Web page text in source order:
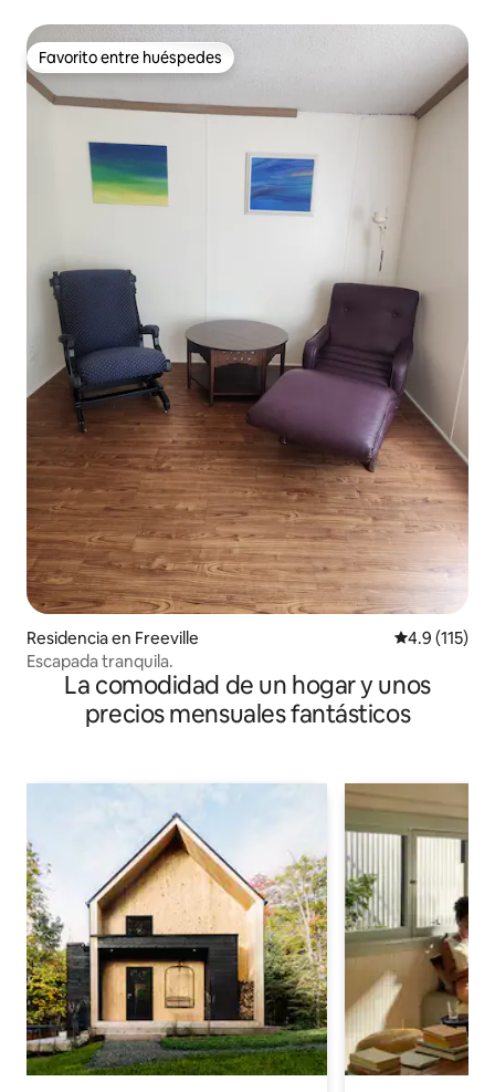
Favorito entre huéspedes
Favorito entre huéspedes
Residencia en Freeville Calificación
4.9 (115)
Escapada tranquila.
La comodidad de un hogar y unos
precios mensuales fantásticos